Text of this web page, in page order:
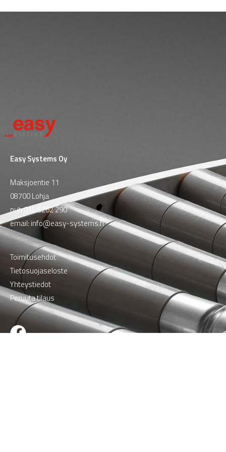
Easy Systems Oy
Maksjoentie 11
08700 Lohja
puh010 5262 290
email: info@easy-systems.fi
Toimitusehdot
Tietosuojaseloste
Yhteystiedot
Peruuta tilaus